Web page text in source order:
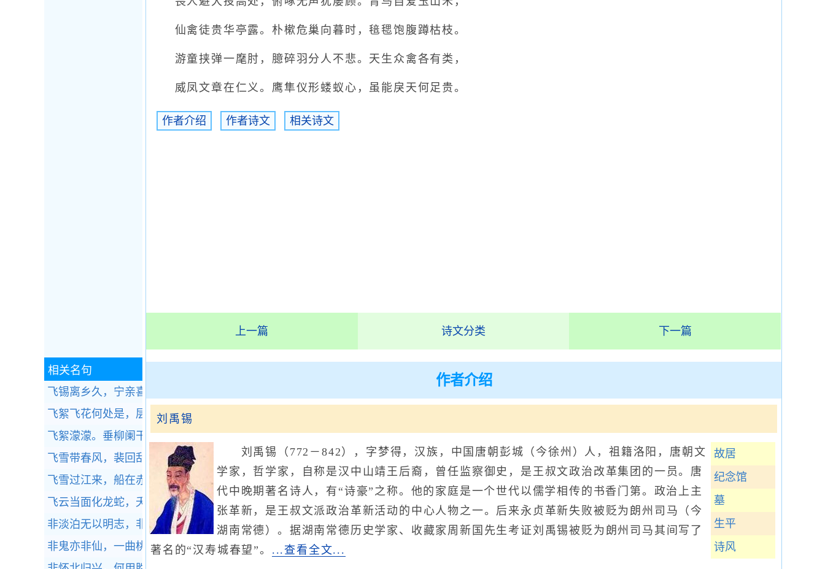
仙禽徒贵华亭露。朴樕危巢向暮时，毰毸饱腹蹲枯枝。
游童挟弹一麾肘，臆碎羽分人不悲。天生众禽各有类，
威凤文章在仁义。鹰隼仪形蝼蚁心，虽能戾天何足贵。
作者介绍 作者诗文 相关诗文
上一篇 诗文分类 下一篇
作者介绍
刘禹锡
故居
纪念馆
墓
生平
诗风
刘禹锡（772－842），字梦得，汉族，中国唐朝彭城（今徐州）人，祖籍洛阳，唐朝文
学家，哲学家，自称是汉中山靖王后裔，曾任监察御史，是王叔文政治改革集团的一员。唐
代中晚期著名诗人，有“诗豪”之称。他的家庭是一个世代以儒学相传的书香门第。政治上主
张革新，是王叔文派政治革新活动的中心人物之一。后来永贞革新失败被贬为朗州司马（今
湖南常德）。据湖南常德历史学家、收藏家周新国先生考证刘禹锡被贬为朗州司马其间写了
著名的“汉寿城春望”。 ...查看全文...
相关名句
飞锡离乡久，宁亲喜腊初。全诗赏析
飞絮飞花何处是，层冰积雪摧残，疏疏一树五更寒。全诗赏析
飞絮濛濛。垂柳阑干尽日风。全诗赏析
飞雪带春风，裴回乱绕空。全诗赏析
飞雪过江来，船在赤栏桥侧。全诗赏析
飞云当面化龙蛇，夭矫转空碧。全诗赏析
非淡泊无以明志，非宁静无以致远。全诗赏析
非鬼亦非仙，一曲桃花水。全诗赏析